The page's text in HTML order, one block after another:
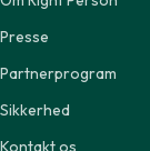
Presse
Partnerprogram
Sikkerhed
Kontakt os